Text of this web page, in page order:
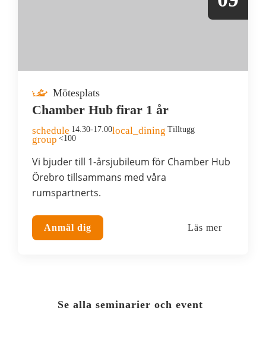
Mötesplats
Chamber Hub firar 1 år
schedule 14.30-17.00local_dining Tilltugg
group <100
Vi bjuder till 1-årsjubileum för Chamber Hub
Örebro tillsammans med våra
rumspartnerts.
Anmäl dig Läs mer
Se alla seminarier och event